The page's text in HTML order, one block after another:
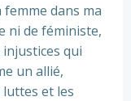
dans ma
ni de féministe,
qui
un allié,
et les